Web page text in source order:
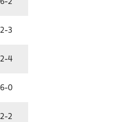
6-2
2-3
2-4
6-0
2-2